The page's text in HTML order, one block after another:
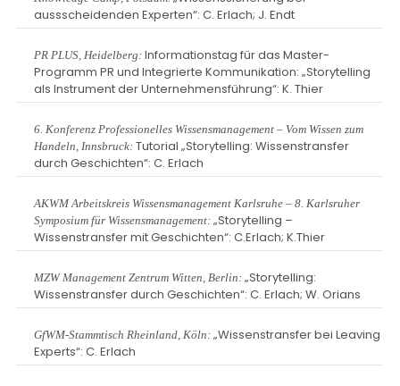
aussscheidenden Experten“: C. Erlach; J. Endt
PR PLUS, Heidelberg: Informationstag für das Master-
Programm PR und Integrierte Kommunikation: „Storytelling
als Instrument der Unternehmensführung“: K. Thier
6. Konferenz Professionelles Wissensmanagement – Vom Wissen zum
Handeln, Innsbruck: Tutorial „Storytelling: Wissenstransfer
durch Geschichten“: C. Erlach
AKWM Arbeitskreis Wissensmanagement Karlsruhe – 8. Karlsruher
Symposium für Wissensmanagement: „Storytelling –
Wissenstransfer mit Geschichten“: C.Erlach; K.Thier
MZW Management Zentrum Witten, Berlin: „Storytelling:
Wissenstransfer durch Geschichten“: C. Erlach; W. Orians
GfWM-Stammtisch Rheinland, Köln: „Wissenstransfer bei Leaving
Experts“: C. Erlach